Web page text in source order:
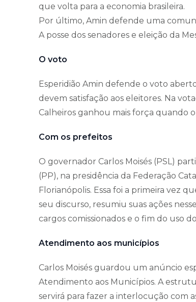
que volta para a economia brasileira.
Por último, Amin defende uma
A posse dos senadores e eleição da
O voto
Esperidião Amin defende o voto
devem satisfação aos eleitores. Na
Calheiros ganhou mais força quando
Com os prefeitos
O governador Carlos Moisés (PSL)
(PP), na presidência da Federação
Florianópolis. Essa foi a primeira vez
seu discurso, resumiu suas ações
cargos comissionados e o fim do uso
Atendimento aos municípios
Carlos Moisés guardou um anúncio
Atendimento aos Municípios. A
servirá para fazer a interlocução com